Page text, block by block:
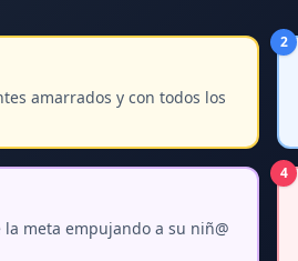
amarrados y con todos los
2
meta empujando a su niñ@
4